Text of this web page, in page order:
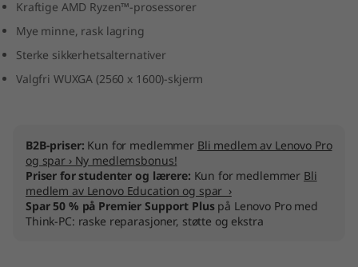
Kraftige AMD Ryzen™-prosessorer
Mye minne, rask lagring
Sterke sikkerhetsalternativer
Valgfri WUXGA (2560 x 1600)-skjerm
B2B-priser: Kun for medlemmer Bli medlem av Lenovo Pro
og spar › Ny medlemsbonus!
Priser for studenter og lærere: Kun for medlemmer Bli
medlem av Lenovo Education og spar ›
Spar 50 % på Premier Support Pluspå Lenovo Pro med
Think-PC: raske reparasjoner, støtte og ekstra